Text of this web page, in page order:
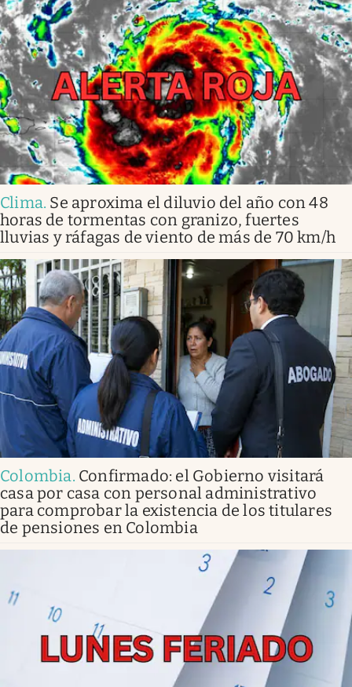
Clima. Se aproxima el diluvio del año con 48
horas de tormentas con granizo, fuertes
lluvias y ráfagas de viento de más de 70 km/h
Colombia. Confirmado: el Gobierno visitará
casa por casa con personal administrativo
para comprobar la existencia de los titulares
de pensiones en Colombia